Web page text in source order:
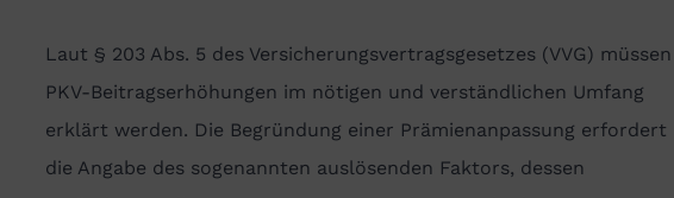
Laut § 203 Abs. 5 des Versicherungsvertragsgesetzes (VVG) müssen
PKV-Beitragserhöhungen im nötigen und verständlichen Umfang
erklärt werden. Die Begründung einer Prämienanpassung erfordert
die Angabe des sogenannten auslösenden Faktors, dessen